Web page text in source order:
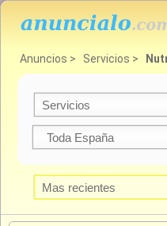
Anuncios > Servicios >